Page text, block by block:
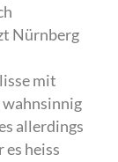
Nürnberg
mit
allerdings
es heiss